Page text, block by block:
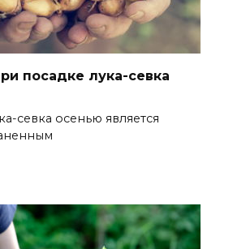
посадке лука-севка
севка осенью является